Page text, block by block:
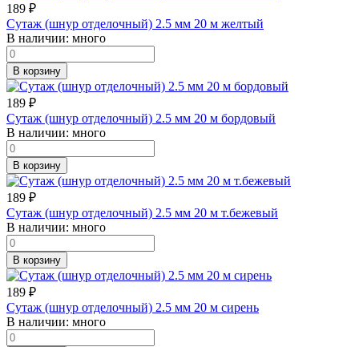
189 ₽
Сутаж (шнур отделочный) 2.5 мм 20 м желтый
В наличии: много
В корзину
189 ₽
Сутаж (шнур отделочный) 2.5 мм 20 м бордовый
В наличии: много
В корзину
189 ₽
Сутаж (шнур отделочный) 2.5 мм 20 м т.бежевый
В наличии: много
В корзину
189 ₽
Сутаж (шнур отделочный) 2.5 мм 20 м сирень
В наличии: много